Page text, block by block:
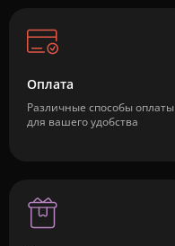
Оплата
Различные способы оплаты
для вашего удобства